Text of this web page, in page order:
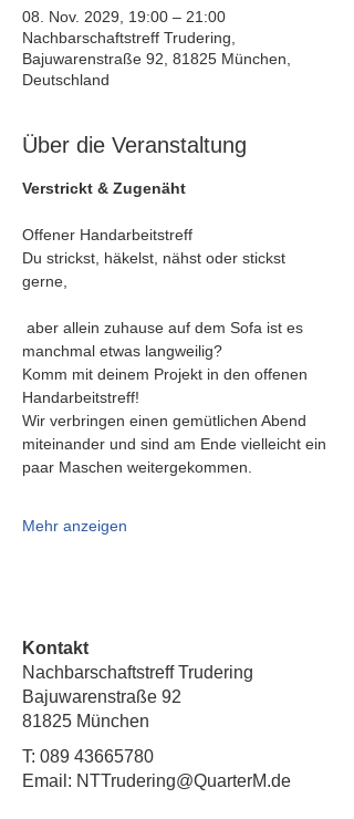
08. Nov. 2029, 19:00 – 21:00
Nachbarschaftstreff Trudering,
Bajuwarenstraße 92, 81825 München,
Deutschland
Über die Veranstaltung
Verstrickt & Zugenäht
Offener Handarbeitstreff
Du strickst, häkelst, nähst oder stickst
gerne,
manchmal etwas langweilig?
Komm mit deinem Projekt in den offenen
Handarbeitstreff!
Wir verbringen einen gemütlichen Abend
miteinander und sind am Ende vielleicht ein
paar Maschen weitergekommen.
Mehr anzeigen
Kontakt
Nachbarschaftstreff Trudering
Bajuwarenstraße 92
81825 München
T: 089 43665780
Email: NTTrudering@QuarterM.de